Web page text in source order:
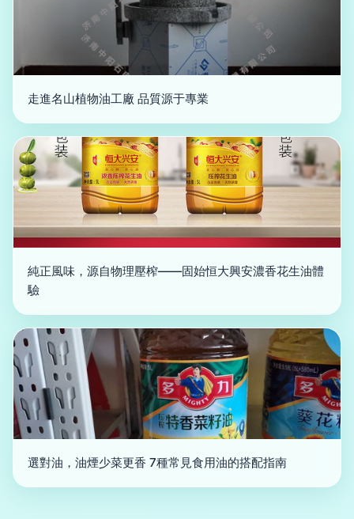
走進名山植物油工廠 品質源于專業
純正風味，源自物理壓榨——固始恒大興安濃香花生油體
驗
選對油，油煙少菜更香 7種常見食用油的搭配指南